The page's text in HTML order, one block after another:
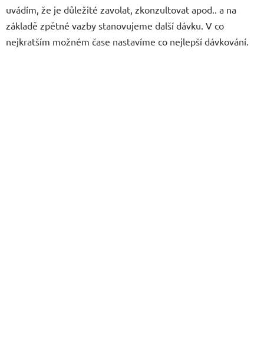
uvádím, že je důležité zavolat, zkonzultovat apod.. a na
základě zpětné vazby stanovujeme další dávku. V co
nejkratším možném čase nastavíme co nejlepší dávkování.